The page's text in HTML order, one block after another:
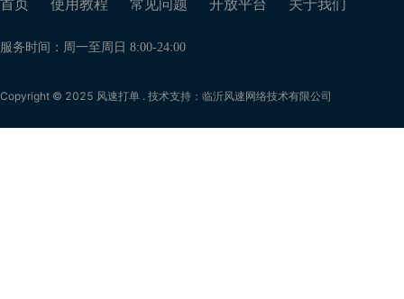
首页 使用教程 常见问题 开放平台 关于我们
服务时间：周一至周日 8:00-24:00
Copyright © 2025 风速打单 . 技术支持：临沂风速网络技术有限公司